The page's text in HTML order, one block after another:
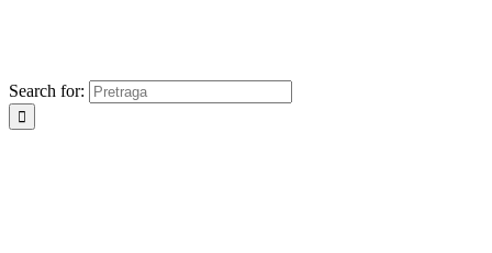
Search for: